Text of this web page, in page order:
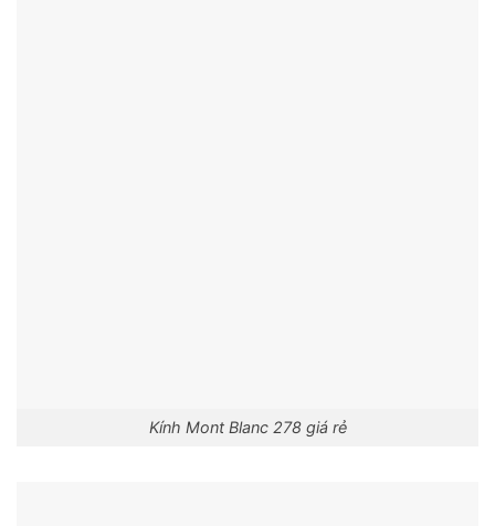
Kính Mont Blanc 278 giá rẻ